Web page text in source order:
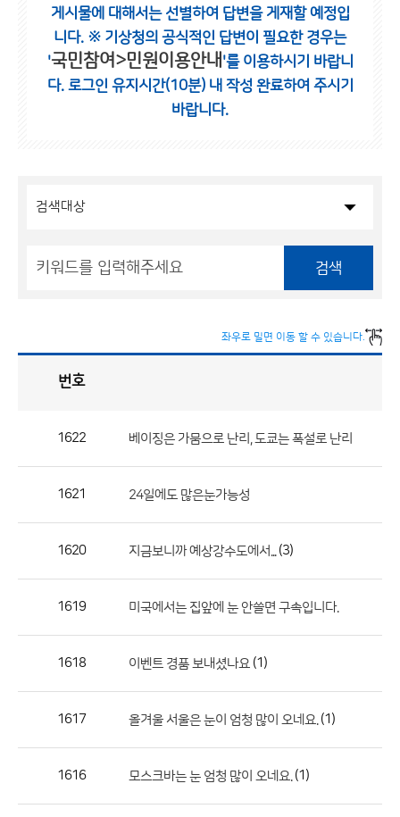
게시물에 대해서는 선별하여 답변을 게재할 예정입
니다. ※ 기상청의 공식적인 답변이 필요한 경우는
'국민참여>민원이용안내 '를 이용하시기 바랍니
다. 로그인 유지시간(10분) 내 작성 완료하여 주시기
바랍니다.
검색
좌우로 밀면 이동 할 수 있습니다.
론
호,
번호
1622 베이징은 가뭄으로 난리, 도쿄는 폭설로 난리
1621 24일에도 많은눈가능성
1620 지금보니까 예상강수도에서... (3)
1619 미국에서는 집앞에 눈 안쓸면 구속입니다.
1618 이벤트 경품 보내셨나요 (1)
1617 올겨울 서울은 눈이 엄청 많이 오네요. (1)
1616 모스크바는 눈 엄청 많이 오네요. (1)